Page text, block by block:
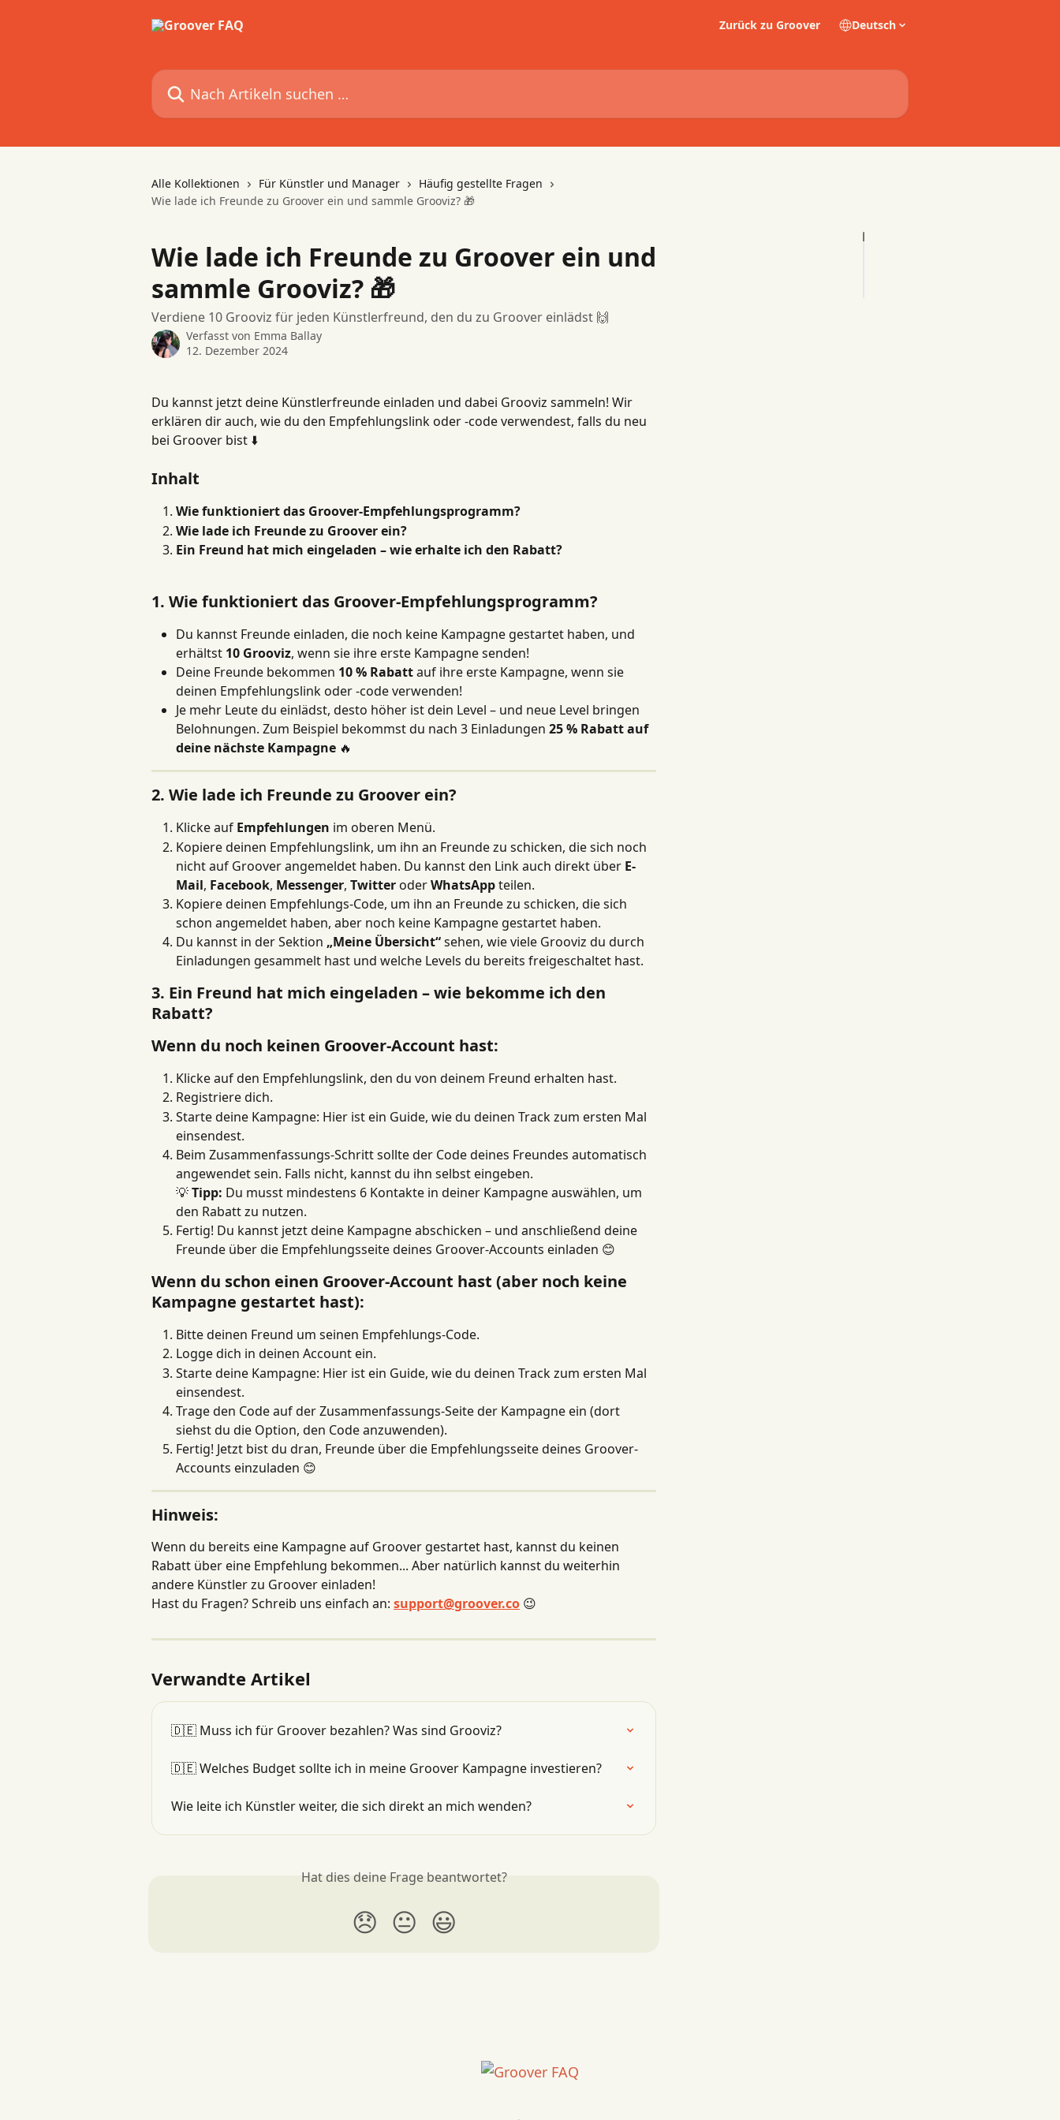
Zurück zu Groover Deutsch
Nach Artikeln suchen …
Alle Kollektionen Für Künstler und Manager
Häufig gestellte Fragen
Wie lade ich Freunde zu Groover ein und sammle Grooviz? 🎁
Wie lade ich Freunde zu Groover ein und
sammle Grooviz? 🎁
Verdiene 10 Grooviz für jeden Künstlerfreund, den du zu Groover einlädst 🙌
Verfasst von Emma Ballay
12. Dezember 2024
Du kannst jetzt deine Künstlerfreunde einladen und dabei Grooviz sammeln! Wir
erklären dir auch, wie du den Empfehlungslink oder -code verwendest, falls du neu
bei Groover bist ⬇️
Inhalt
Wie funktioniert das Groover-Empfehlungsprogramm?
Wie lade ich Freunde zu Groover ein?
Ein Freund hat mich eingeladen – wie erhalte ich den Rabatt?
1. Wie funktioniert das Groover-Empfehlungsprogramm?
Du kannst Freunde einladen, die noch keine Kampagne gestartet haben, und
erhältst 10 Grooviz, wenn sie ihre erste Kampagne senden!
Deine Freunde bekommen 10 % Rabatt auf ihre erste Kampagne, wenn sie
deinen Empfehlungslink oder -code verwenden!
Je mehr Leute du einlädst, desto höher ist dein Level – und neue Level bringen
Belohnungen. Zum Beispiel bekommst du nach 3 Einladungen 25 % Rabatt auf
deine nächste Kampagne 🔥
2. Wie lade ich Freunde zu Groover ein?
Klicke auf Empfehlungen im oberen Menü.
Kopiere deinen Empfehlungslink, um ihn an Freunde zu schicken, die sich noch
nicht auf Groover angemeldet haben. Du kannst den Link auch direkt über E-
Mail, Facebook, Messenger, Twitter oder WhatsApp teilen.
Kopiere deinen Empfehlungs-Code, um ihn an Freunde zu schicken, die sich
schon angemeldet haben, aber noch keine Kampagne gestartet haben.
Du kannst in der Sektion „Meine Übersicht“ sehen, wie viele Grooviz du durch
Einladungen gesammelt hast und welche Levels du bereits freigeschaltet hast.
3. Ein Freund hat mich eingeladen – wie bekomme ich den
Rabatt?
Wenn du noch keinen Groover-Account hast:
Klicke auf den Empfehlungslink, den du von deinem Freund erhalten hast.
Registriere dich.
Starte deine Kampagne: Hier ist ein Guide, wie du deinen Track zum ersten Mal
einsendest.
Beim Zusammenfassungs-Schritt sollte der Code deines Freundes automatisch
angewendet sein. Falls nicht, kannst du ihn selbst eingeben.
💡 Tipp: Du musst mindestens 6 Kontakte in deiner Kampagne auswählen, um
den Rabatt zu nutzen.
Fertig! Du kannst jetzt deine Kampagne abschicken – und anschließend deine
Freunde über die Empfehlungsseite deines Groover-Accounts einladen 😊
Wenn du schon einen Groover-Account hast (aber noch keine
Kampagne gestartet hast):
Bitte deinen Freund um seinen Empfehlungs-Code.
Logge dich in deinen Account ein.
Starte deine Kampagne: Hier ist ein Guide, wie du deinen Track zum ersten Mal
einsendest.
Trage den Code auf der Zusammenfassungs-Seite der Kampagne ein (dort
siehst du die Option, den Code anzuwenden).
Fertig! Jetzt bist du dran, Freunde über die Empfehlungsseite deines Groover-
Accounts einzuladen 😊
Hinweis:
Wenn du bereits eine Kampagne auf Groover gestartet hast, kannst du keinen
Rabatt über eine Empfehlung bekommen... Aber natürlich kannst du weiterhin
andere Künstler zu Groover einladen!
Hast du Fragen? Schreib uns einfach an: support@groover.co 😉
Verwandte Artikel
🇩🇪 Muss ich für Groover bezahlen? Was sind Grooviz?
🇩🇪 Welches Budget sollte ich in meine Groover Kampagne investieren?
Wie leite ich Künstler weiter, die sich direkt an mich wenden?
Hat dies deine Frage beantwortet?
😞 😐 😃